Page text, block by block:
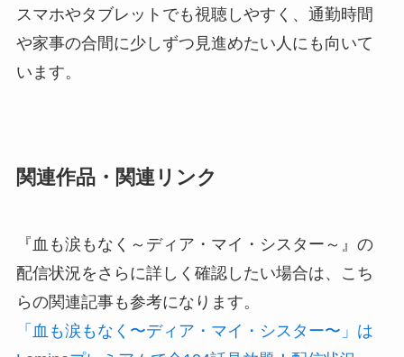
スマホやタブレットでも視聴しやすく、通勤時間
や家事の合間に少しずつ見進めたい人にも向いて
います。
関連作品・関連リンク
『血も涙もなく～ディア・マイ・シスター～』の
配信状況をさらに詳しく確認したい場合は、こち
らの関連記事も参考になります。
「血も涙もなく〜ディア・マイ・シスター〜」は